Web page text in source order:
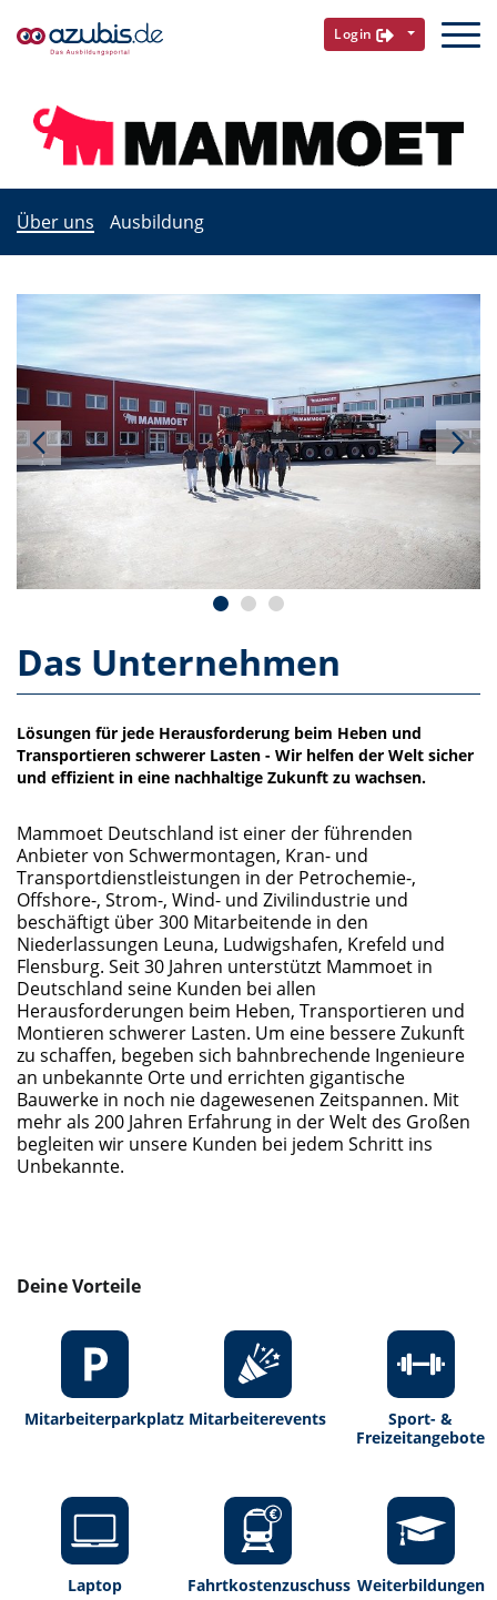
Login
Über uns Ausbildung
Das Unternehmen
Lösungen für jede Herausforderung beim Heben und
Transportieren schwerer Lasten - Wir helfen der Welt sicher
und effizient in eine nachhaltige Zukunft zu wachsen.
Mammoet Deutschland ist einer der führenden
Anbieter von Schwermontagen, Kran- und
Transportdienstleistungen in der Petrochemie-,
Offshore-, Strom-, Wind- und Zivilindustrie und
beschäftigt über 300 Mitarbeitende in den
Niederlassungen Leuna, Ludwigshafen, Krefeld und
Flensburg. Seit 30 Jahren unterstützt Mammoet in
Deutschland seine Kunden bei allen
Herausforderungen beim Heben, Transportieren und
Montieren schwerer Lasten. Um eine bessere Zukunft
zu schaffen, begeben sich bahnbrechende Ingenieure
an unbekannte Orte und errichten gigantische
Bauwerke in noch nie dagewesenen Zeitspannen. Mit
mehr als 200 Jahren Erfahrung in der Welt des Großen
begleiten wir unsere Kunden bei jedem Schritt ins
Unbekannte.
Deine Vorteile
Mitarbeiterparkplatz Mitarbeiterevents
Sport- &
Freizeitangebote
Laptop Fahrtkostenzuschuss Weiterbildungen